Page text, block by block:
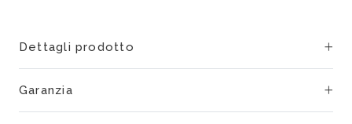
Dettagli prodotto
Garanzia